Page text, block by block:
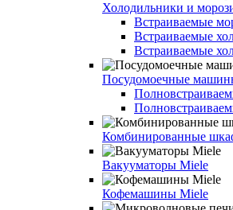
Холодильники и
Встраиваемые
Встраиваемые
Встраиваемые
Посудомоечные
Комбинированные
Вакууматоры Miele
Кофемашины Miele